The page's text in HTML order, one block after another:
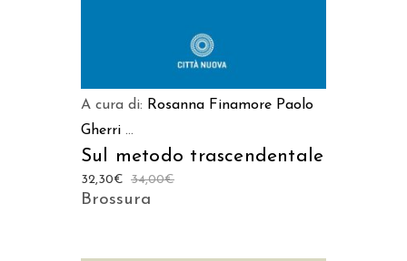
A cura di: Rosanna Finamore Paolo
Gherri ...
Sul metodo trascendentale
34,00€
32,30€
Brossura